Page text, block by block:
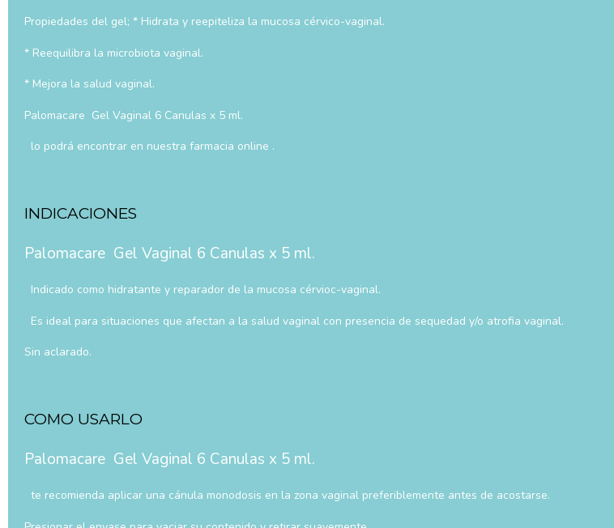
Propiedades del gel; * Hidrata y reepiteliza la mucosa cérvico-vaginal.
* Reequilibra la microbiota vaginal.
* Mejora la salud vaginal.
Palomacare Gel Vaginal 6 Canulas x 5 ml.
lo podrá encontrar en nuestra farmacia online .
INDICACIONES
Palomacare Gel Vaginal 6 Canulas x 5 ml.
Indicado como hidratante y reparador de la mucosa cérvioc-vaginal.
Es ideal para situaciones que afectan a la salud vaginal con presencia de sequedad y/o atrofia vaginal.
Sin aclarado.
COMO USARLO
Palomacare Gel Vaginal 6 Canulas x 5 ml.
te recomienda aplicar una cánula monodosis en la zona vaginal preferiblemente antes de acostarse.